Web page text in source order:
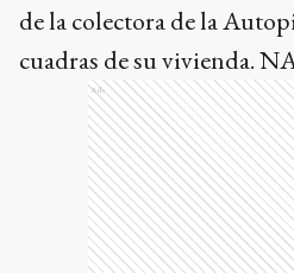
de la colectora de la
cuadras de su vivienda.
Ads